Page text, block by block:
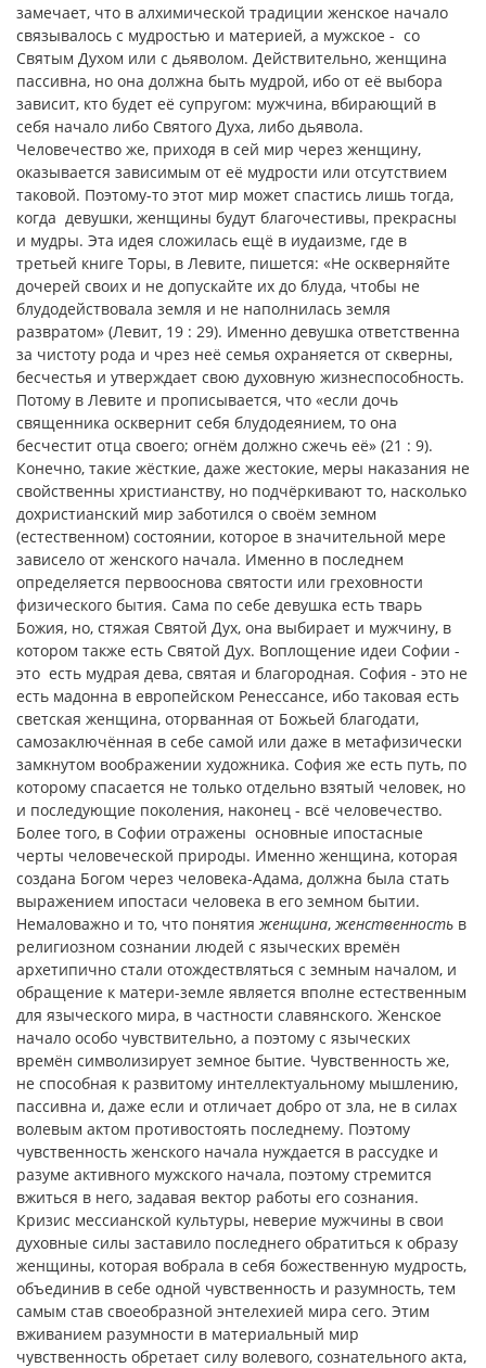
замечает, что в алхимической традиции женское начало
связывалось с мудростью и материей, а мужское - со
Святым Духом или с дьяволом. Действительно, женщина
пассивна, но она должна быть мудрой, ибо от её выбора
зависит, кто будет её супругом: мужчина, вбирающий в
себя начало либо Святого Духа, либо дьявола.
Человечество же, приходя в сей мир через женщину,
оказывается зависимым от её мудрости или отсутствием
таковой. Поэтому-то этот мир может спастись лишь тогда,
когда девушки, женщины будут благочестивы, прекрасны
и мудры. Эта идея сложилась ещё в иудаизме, где в
третьей книге Торы, в Левите, пишется: «Не оскверняйте
дочерей своих и не допускайте их до блуда, чтобы не
блудодействовала земля и не наполнилась земля
развратом» (Левит, 19 : 29). Именно девушка ответственна
за чистоту рода и чрез неё семья охраняется от скверны,
бесчестья и утверждает свою духовную жизнеспособность.
Потому в Левите и прописывается, что «если дочь
священника осквернит себя блудодеянием, то она
бесчестит отца своего; огнём должно сжечь её» (21 : 9).
Конечно, такие жёсткие, даже жестокие, меры наказания не
свойственны христианству, но подчёркивают то, насколько
дохристианский мир заботился о своём земном
(естественном) состоянии, которое в значительной мере
зависело от женского начала. Именно в последнем
определяется первооснова святости или греховности
физического бытия. Сама по себе девушка есть тварь
Божия, но, стяжая Святой Дух, она выбирает и мужчину, в
котором также есть Святой Дух. Воплощение идеи Софии -
это есть мудрая дева, святая и благородная. София - это не
есть мадонна в европейском Ренессансе, ибо таковая есть
светская женщина, оторванная от Божьей благодати,
самозаключённая в себе самой или даже в метафизически
замкнутом воображении художника. София же есть путь, по
которому спасается не только отдельно взятый человек, но
и последующие поколения, наконец - всё человечество.
Более того, в Софии отражены основные ипостасные
черты человеческой природы. Именно женщина, которая
создана Богом через человека-Адама, должна была стать
выражением ипостаси человека в его земном бытии.
Немаловажно и то, что понятияженщина,женственность в
религиозном сознании людей с языческих времён
архетипично стали отождествляться с земным началом, и
обращение к матери-земле является вполне естественным
для языческого мира, в частности славянского. Женское
начало особо чувствительно, а поэтому с языческих
времён символизирует земное бытие. Чувственность же,
не способная к развитому интеллектуальному мышлению,
пассивна и, даже если и отличает добро от зла, не в силах
волевым актом противостоять последнему. Поэтому
чувственность женского начала нуждается в рассудке и
разуме активного мужского начала, поэтому стремится
вжиться в него, задавая вектор работы его сознания.
Кризис мессианской культуры, неверие мужчины в свои
духовные силы заставило последнего обратиться к образу
женщины, которая вобрала в себя божественную мудрость,
объединив в себе одной чувственность и разумность, тем
самым став своеобразной энтелехией мира сего. Этим
вживанием разумности в материальный мир
чувственность обретает силу волевого, сознательного акта,